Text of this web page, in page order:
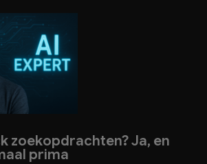
zoekopdrachten? Ja, en
prima